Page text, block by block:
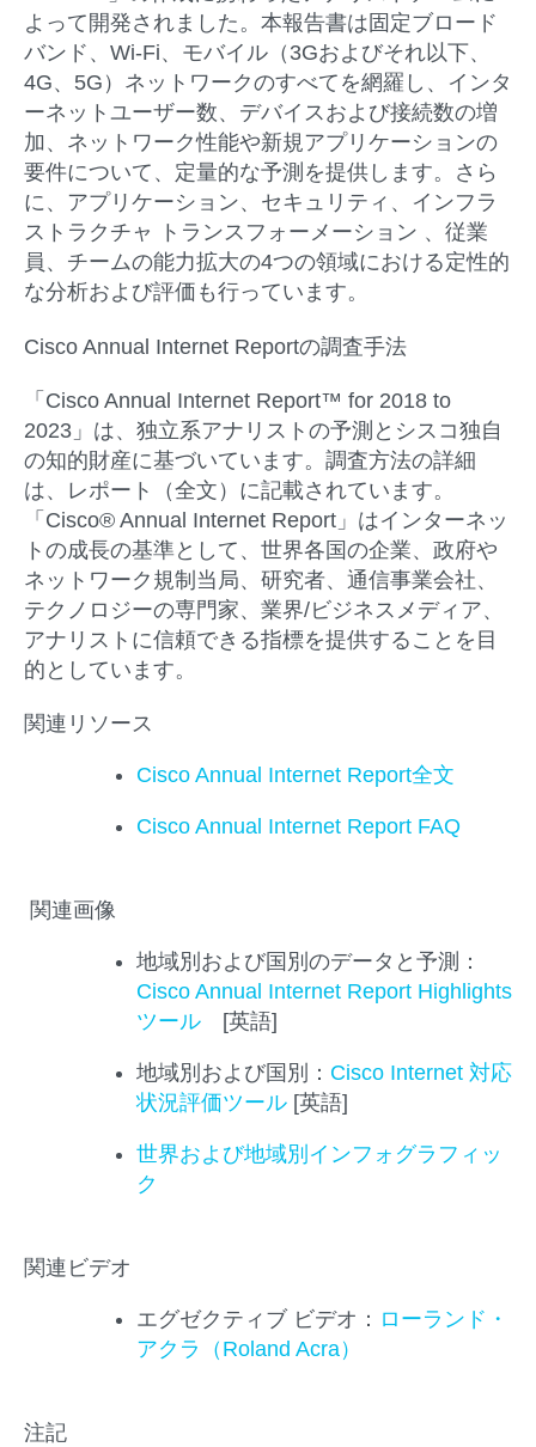
よって開発されました。本報告書は固定ブロード
バンド、Wi-Fi、モバイル（3Gおよびそれ以下、
4G、5G）ネットワークのすべてを網羅し、インタ
ーネットユーザー数、デバイスおよび接続数の増
加、ネットワーク性能や新規アプリケーションの
要件について、定量的な予測を提供します。さら
に、アプリケーション、セキュリティ、インフラ
ストラクチャ トランスフォーメーション 、従業
員、チームの能力拡大の4つの領域における定性的
な分析および評価も行っています。
Cisco Annual Internet Reportの調査手法
「Cisco Annual Internet Report™ for 2018 to
2023」は、独立系アナリストの予測とシスコ独自
の知的財産に基づいています。調査方法の詳細
は、レポート（全文）に記載されています。
「Cisco® Annual Internet Report」はインターネッ
トの成長の基準として、世界各国の企業、政府や
ネットワーク規制当局、研究者、通信事業会社、
テクノロジーの専門家、業界/ビジネスメディア、
アナリストに信頼できる指標を提供することを目
的としています。
関連リソース
Cisco Annual Internet Report全文
Cisco Annual Internet Report FAQ
関連画像
地域別および国別のデータと予測：
Cisco Annual Internet Report Highlights
ツール [英語]
地域別および国別： Cisco Internet 対応
状況評価ツール [英語]
世界および地域別インフォグラフィッ
ク
関連ビデオ
エグゼクティブ ビデオ： ローランド・
アクラ（Roland Acra）
注記